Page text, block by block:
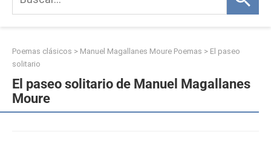
Poemas clásicos > Manuel Magallanes Moure Poemas > El paseo
solitario
El paseo solitario de Manuel Magallanes
Moure